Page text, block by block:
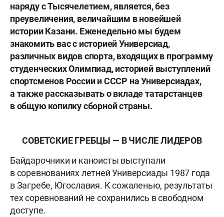
наряду с Тысячелетием, является, без
преувеличения, величайшим в новейшей
истории Казани. Еженедельно мы будем
знакомить вас с историей Универсиад,
различных видов спорта, входящих в программу
студенческих Олимпиад, историей выступлений
спортсменов России и СССР на Универсиадах,
а также рассказывать о вкладе татарстанцев
в общую копилку сборной страны.
СОВЕТСКИЕ ГРЕБЦЫ — В ЧИСЛЕ ЛИДЕРОВ
Байдарочники и каноисты выступали
в соревнованиях летней Универсиады 1987 года
в Загребе, Югославия. К сожаленью, результаты
тех соревнований не сохранились в свободном
доступе.